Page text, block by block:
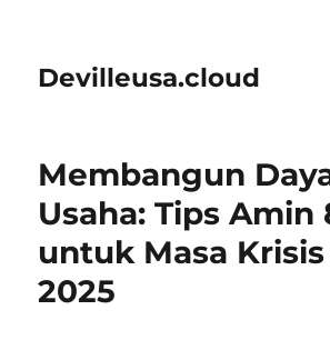
Devilleusa.cloud
Membangun
Usaha: Tips Amin
untuk Masa
2025